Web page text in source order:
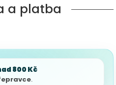
a platba
800 Kč
.